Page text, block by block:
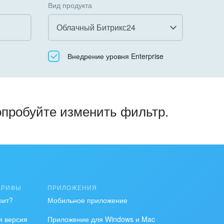
Вид продукта
Облачный Битрикс24
ВсеВнедрение уровня Enterprise
изменить фильтр.
версия
ПРИЛОЖЕНИЯ
Мобильное приложение
Приложение для Windows и Mac